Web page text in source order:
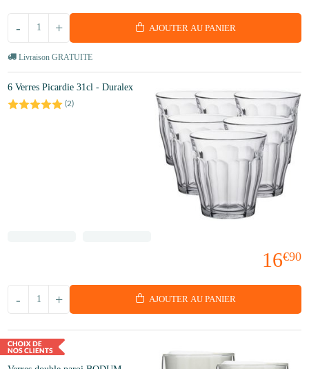
+
- AJOUTER AU PANIER
Livraison GRATUITE
6 Verres Picardie 31cl - Duralex
(2)
16€90
+
- AJOUTER AU PANIER